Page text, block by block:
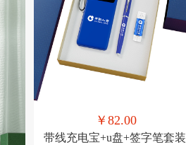
￥82.00
带线充电宝+u盘+签字笔套装